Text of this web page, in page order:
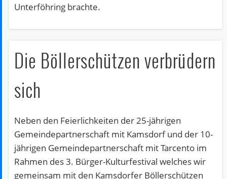
Unterföhring brachte.
Die Böllerschützen verbrüdern
sich
Neben den Feierlichkeiten der 25-jährigen
Gemeindepartnerschaft mit Kamsdorf und der 10-
jährigen Gemeindepartnerschaft mit Tarcento im
Rahmen des 3. Bürger-Kulturfestival welches wir
gemeinsam mit den Kamsdorfer Böllerschützen